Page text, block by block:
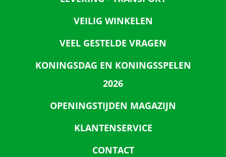
VEILIG WINKELEN
VEEL GESTELDE VRAGEN
KONINGSDAG EN KONINGSSPELEN
2026
OPENINGSTIJDEN MAGAZIJN
KLANTENSERVICE
CONTACT